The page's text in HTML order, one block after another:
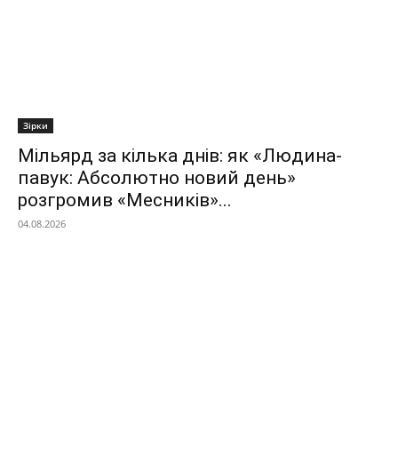
Зірки
Мільярд за кілька днів: як «Людина-
павук: Абсолютно новий день»
розгромив «Месників»...
04.08.2026